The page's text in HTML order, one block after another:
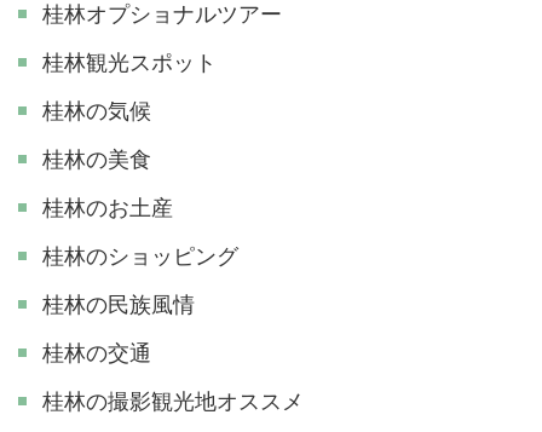
桂林オプショナルツアー
桂林観光スポット
桂林の気候
桂林の美食
桂林のお土産
桂林のショッピング
桂林の民族風情
桂林の交通
​桂林の撮影観光地オススメ